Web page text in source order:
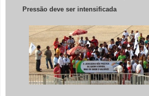
Pressão deve ser intensificada